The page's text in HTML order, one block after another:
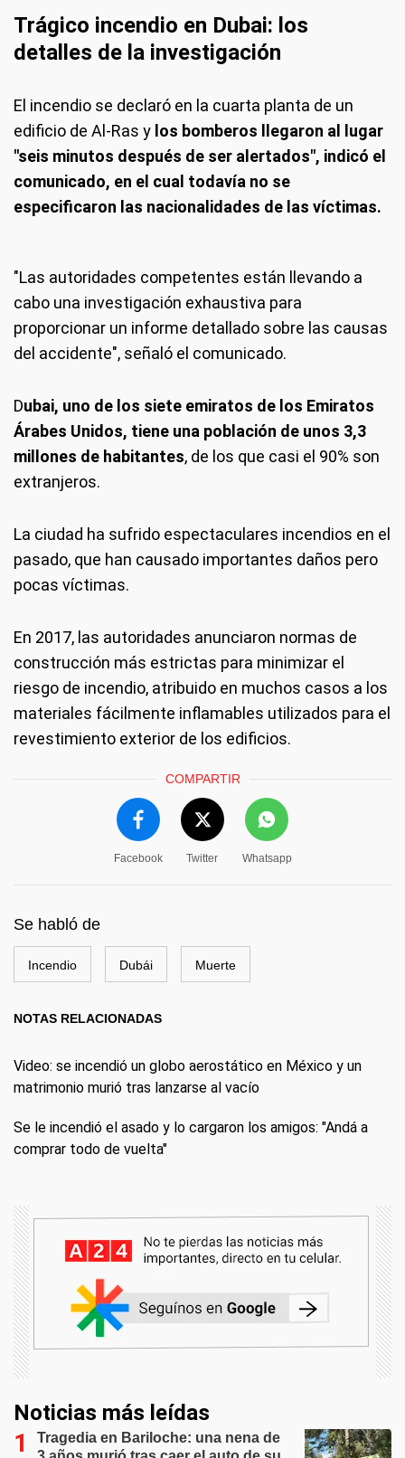
Trágico incendio en Dubai: los
detalles de la investigación
El incendio se declaró en la cuarta planta de un
edificio de Al-Ras y los bomberos llegaron al lugar
"seis minutos después de ser alertados", indicó el
comunicado, en el cual todavía no se
especificaron las nacionalidades de las víctimas.
"Las autoridades competentes están llevando a
cabo una investigación exhaustiva para
proporcionar un informe detallado sobre las causas
del accidente", señaló el comunicado.
Dubai, uno de los siete emiratos de los Emiratos
Árabes Unidos, tiene una población de unos 3,3
millones de habitantes, de los que casi el 90% son
extranjeros.
La ciudad ha sufrido espectaculares incendios en el
pasado, que han causado importantes daños pero
pocas víctimas.
En 2017, las autoridades anunciaron normas de
construcción más estrictas para minimizar el
riesgo de incendio, atribuido en muchos casos a los
materiales fácilmente inflamables utilizados para el
revestimiento exterior de los edificios.
COMPARTIR
Facebook Twitter Whatsapp
Se habló de
Incendio Dubái Muerte
NOTAS RELACIONADAS
Video: se incendió un globo aerostático en México y un
matrimonio murió tras lanzarse al vacío
Se le incendió el asado y lo cargaron los amigos: "Andá a
comprar todo de vuelta"
Noticias más leídas
Tragedia en Bariloche: una nena de